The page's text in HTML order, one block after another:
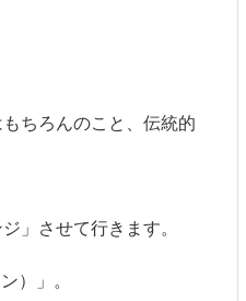
ちろんのこと、伝統的
」させて行きます。
）」。